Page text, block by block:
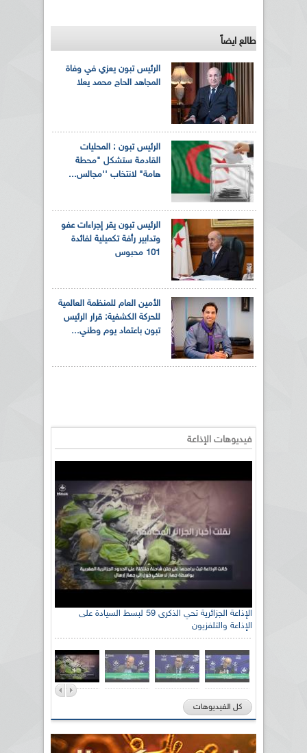
طالع ايضاً
الرئيس تبون يعزي في وفاة
المجاهد الحاج محمد يعلا
الرئيس تبون : المحليات
القادمة ستشكل "محطة
هامة" لانتخاب ''مجالس...
الرئيس تبون يقر إجراءات عفو
وتدابير رأفة تكميلية لفائدة
101 محبوس
الأمين العام للمنظمة العالمية
للحركة الكشفية: قرار الرئيس
تبون باعتماد يوم وطني...
فيديوهات الإذاعة
الإذاعة الجزائرية تحي الذكرى 59 لبسط السيادة على
الإذاعة والتلفزيون
كل الفيديوهات